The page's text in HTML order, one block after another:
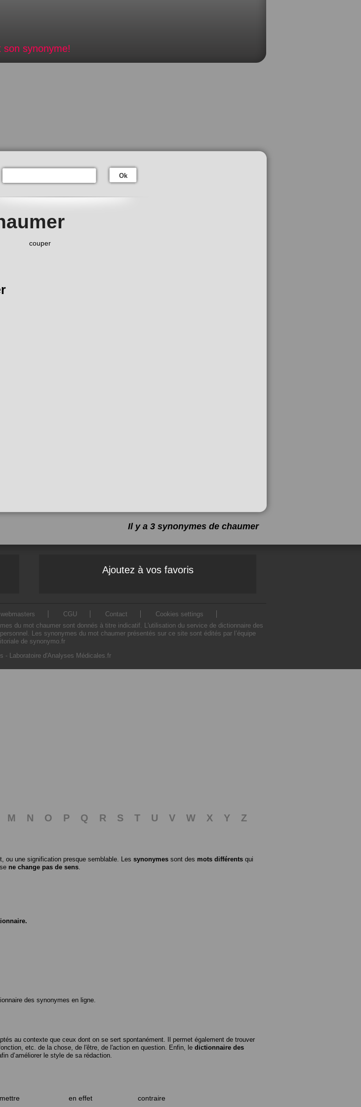
son synonyme!
Ok
couper
Il y a 3 synonymes de chaumer
Ajoutez à vos favoris
CGU Contact
Cookies settings
du mot chaumer sont donnés à titre indicatif. L'utilisation du service de dictionnaire des
Les synonymes du mot chaumer présentés sur ce site sont édités par l’équipe
de synonymo.fr
- Laboratoire d'Analyses Médicales.fr
M N O P Q R S T U V W X Y
Z
ou une signification presque semblable. Les synonymes sont des mots différents qui
ne change pas de sens
des synonymes en ligne.
au contexte que ceux dont on se sert spontanément. Il permet également de trouver
etc. de la chose, de l'être, de l'action en question. Enfin, le dictionnaire des
d’améliorer le style de sa rédaction.
mettre en effet contraire